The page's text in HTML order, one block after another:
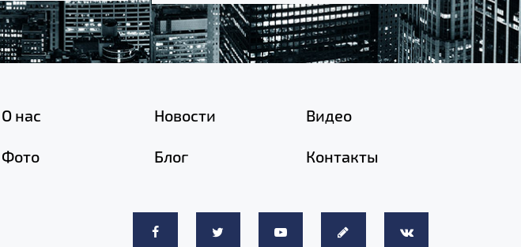
О нас Новости Видео
Фото Блог Контакты